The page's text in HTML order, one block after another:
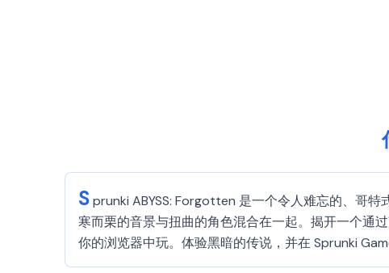
Sprunki ABYSS: Forgotten 是一个令人难忘的、哥
寒而栗的音景与扭曲的角色混合在一起。揭开一个通
你的浏览器中玩。体验黑暗的传说，并在 Sprunki